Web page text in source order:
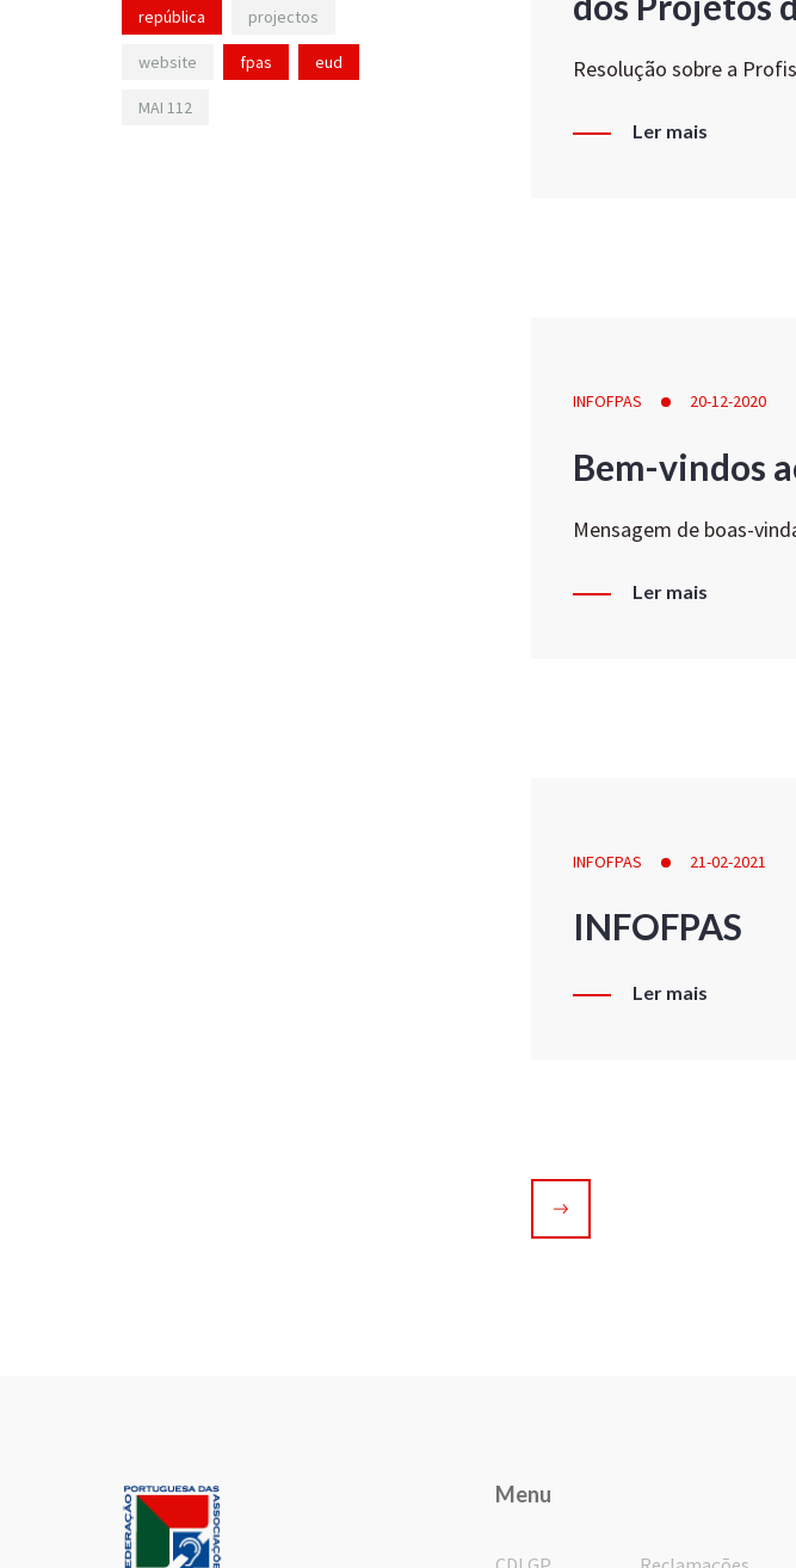
Resolução sobre a
Ler mais
INFOFPAS 20-12-2020
Bem-vindos
Mensagem de boas-
Ler mais
INFOFPAS 21-02-2021
INFOFPAS
Ler mais
república projectos
website fpas eud
MAI 112
Menu